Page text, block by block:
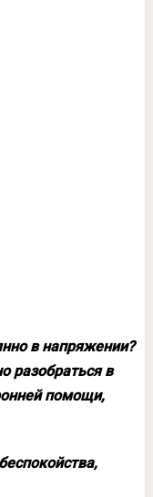
в напряжении?
разобраться в
помощи,